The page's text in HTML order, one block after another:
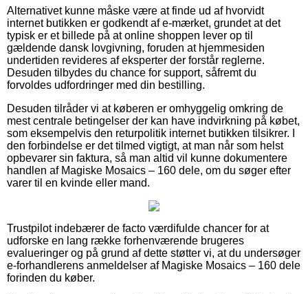
Alternativet kunne måske være at finde ud af hvorvidt
internet butikken er godkendt af e-mærket, grundet at det
typisk er et billede på at online shoppen lever op til
gældende dansk lovgivning, foruden at hjemmesiden
undertiden revideres af eksperter der forstår reglerne.
Desuden tilbydes du chance for support, såfremt du
forvoldes udfordringer med din bestilling.
Desuden tilråder vi at køberen er omhyggelig omkring de
mest centrale betingelser der kan have indvirkning på købet,
som eksempelvis den returpolitik internet butikken tilsikrer. I
den forbindelse er det tilmed vigtigt, at man når som helst
opbevarer sin faktura, så man altid vil kunne dokumentere
handlen af Magiske Mosaics – 160 dele, om du søger efter
varer til en kvinde eller mand.
Trustpilot indebærer de facto værdifulde chancer for at
udforske en lang række forhenværende brugeres
evalueringer og på grund af dette støtter vi, at du undersøger
e-forhandlerens anmeldelser af Magiske Mosaics – 160 dele
forinden du køber.